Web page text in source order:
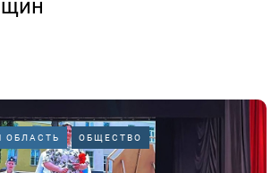
ОБЛАСТЬ ОБЩЕСТВО